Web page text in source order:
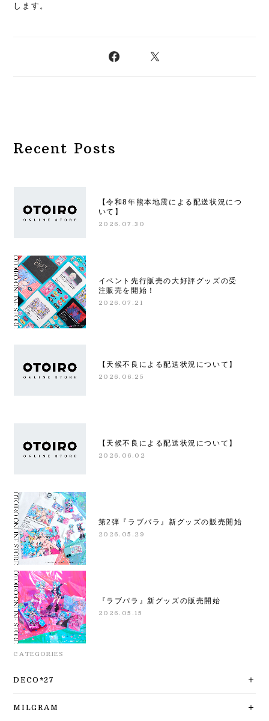
します。
Recent Posts
【令和8年熊本地震による配送状況につ
いて】
2026.07.30
イベント先行販売の大好評グッズの受
注販売を開始！
2026.07.21
【天候不良による配送状況について】
2026.06.25
【天候不良による配送状況について】
2026.06.02
第2弾『ラブパラ』新グッズの販売開始
2026.05.29
『ラブパラ』新グッズの販売開始
2026.05.15
CATEGORIES
DECO*27
MILGRAM